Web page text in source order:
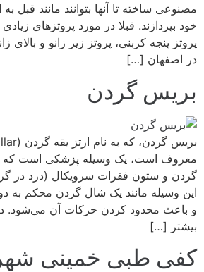
مصنوعی ساخته تا آنها بتوانند مانند قبل
خود بپردازند. قبلا در مورد پروتزهای
پروتز پنجه کربنی، پروتز زیر زانو و بالای
در اصفهان […]
بریس گردن
معروف است، یک وسیله پزشکی است که
گردن و ستون فقرات سرویکال (درد در
این وسیله مانند یک شال گردن محکم به
و باعث محدود کردن حرکات آن می‌شود.
بیشتر […]
کفی طبی خمینی